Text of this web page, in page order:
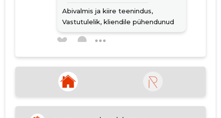
Abivalmis ja kiire teenindus,
Vastutulelik, kliendile pühendunud